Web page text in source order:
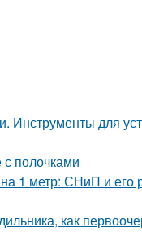
Инструменты для
полочками
1 метр: СНиП и его
как